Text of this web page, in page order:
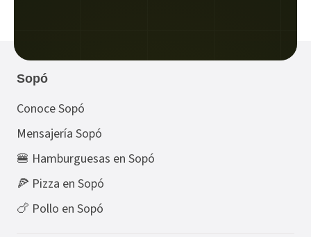
Sopó
Conoce Sopó
Mensajería Sopó
🍔 Hamburguesas en Sopó
🍕 Pizza en Sopó
🍗 Pollo en Sopó